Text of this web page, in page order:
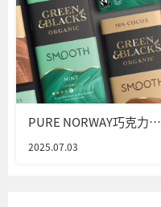
PURE NORWAY巧克力包
2025.07.03